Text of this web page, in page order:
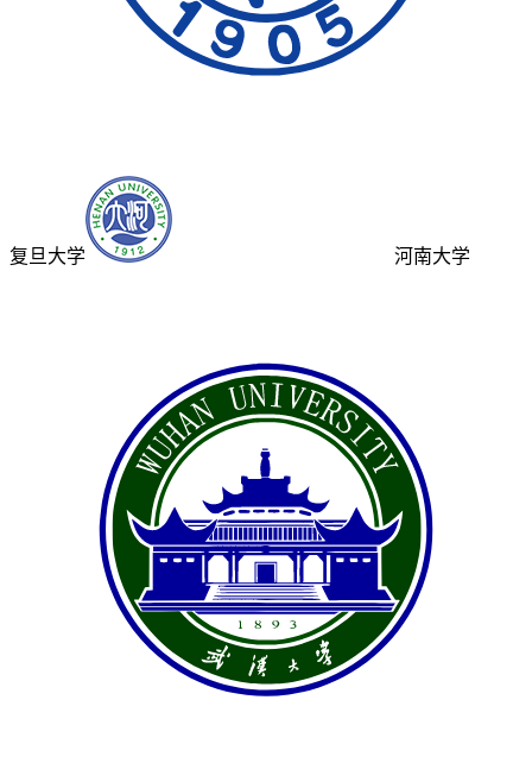
复旦大学 河南大学